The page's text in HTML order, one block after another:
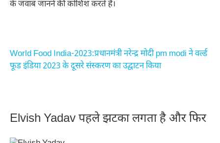
के जवाब जानने की कोशिश करते हैं।
World Food India-2023:प्रधानमंत्री नरेन्द्र मोदी pm modi ने वर्ल्ड
फूड इंडिया 2023 के दूसरे संस्करण का उद्घाटन किया
Elvish Yadav पहले झटका लगता है और फिर